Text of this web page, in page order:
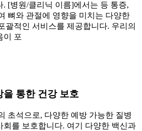
[병원/클리닉 이름]에서는 등 통증,
뼈와 관절에 영향을 미치는 다양한
괄적인 서비스를 제공합니다. 우리의
이 포
통한 건강 보호
초석으로, 다양한 예방 가능한 질병
회를 보호합니다. 여기 다양한 백신과